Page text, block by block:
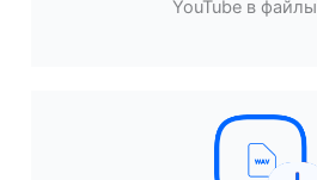
YouTube в файлы